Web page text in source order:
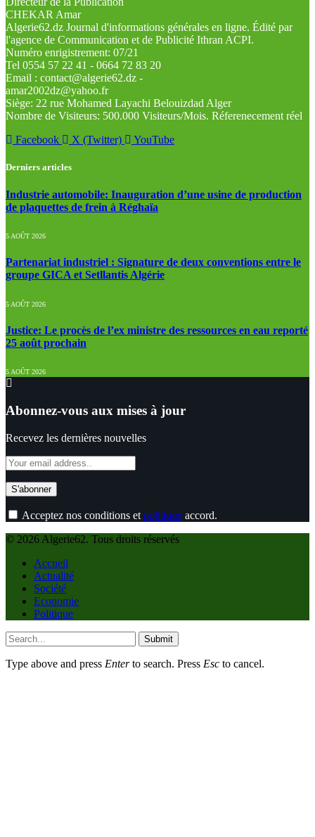
CHEKAR Amar
Algerie62.dz Journal d'informations générales en ligne. Édité par
l'agence de Communication et de Publicité Ithran ACPI.
Numéro enrigistrement: 07/21
Tel 0554 57 22 41 - 0664 72 83 20
Email : contact@algerie62.dz -
amar2002dz@yahoo.fr
Siège: 22 rue Mohamed Layachi Belouizdad Alger
Nombre de Visiteurs: 500.000 Visiteurs/Mois. Réferenecement réel
Facebook
X (Twitter) YouTube
Derniers articles
Industrie automobile: Inauguration d’une usine de production
de plaquettes de frein à Réghaïa
5 AOÛT 2026
Partenariat industriel : Signature de deux conventions entre le
groupe GICA et Setllantis Algérie
5 AOÛT 2026
Justice: Le procès de l’ex ministre des ressources en eau reporté
25 août prochain
5 AOÛT 2026
Abonnez-vous aux mises à jour
Recevez les dernières nouvelles
Acceptez nos conditions et politique accord.
© 2026 Algerie62. Tous droits réservés
Accueil
Actualité
Société
Economie
Politique
Submit
Type above and press Enterto search. Press Esc to cancel.